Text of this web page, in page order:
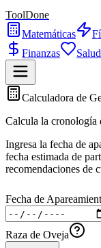
ToolDone
Matemáticas
Finanzas
Salud
Calculadora de
Calcula la cronología
Ingresa la fecha de
fecha estimada de
recomendaciones de
Fecha de
Raza de Oveja